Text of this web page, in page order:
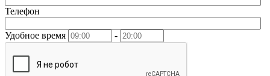
Телефон
Удобное время -